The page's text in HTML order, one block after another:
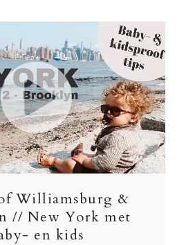
Williamsburg &
// New York met
en kids